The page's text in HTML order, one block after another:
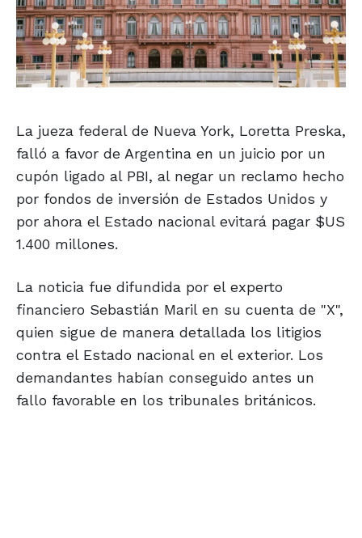
La jueza federal de Nueva York, Loretta Preska,
falló a favor de Argentina en un juicio por un
cupón ligado al PBI, al negar un reclamo hecho
por fondos de inversión de Estados Unidos y
por ahora el Estado nacional evitará pagar $US
1.400 millones.
La noticia fue difundida por el experto
financiero Sebastián Maril en su cuenta de "X",
quien sigue de manera detallada los litigios
contra el Estado nacional en el exterior. Los
demandantes habían conseguido antes un
fallo favorable en los tribunales británicos.